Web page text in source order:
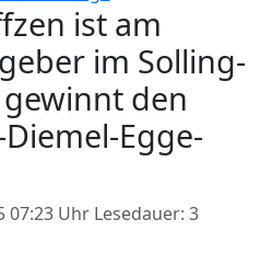
ist am
im Solling-
den
Egge-
07:23 Uhr Lesedauer: 3